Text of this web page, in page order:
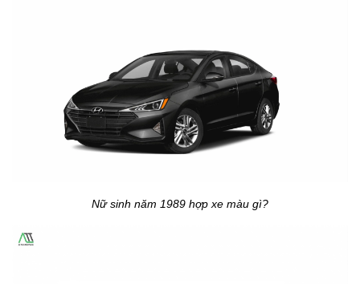
Nữ sinh năm 1989 hợp xe màu gì?